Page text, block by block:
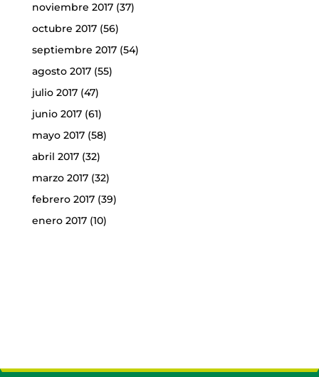
noviembre 2017(37)
octubre 2017(56)
septiembre 2017(54)
agosto 2017(55)
julio 2017(47)
junio 2017(61)
mayo 2017(58)
abril 2017(32)
marzo 2017(32)
febrero 2017(39)
enero 2017(10)